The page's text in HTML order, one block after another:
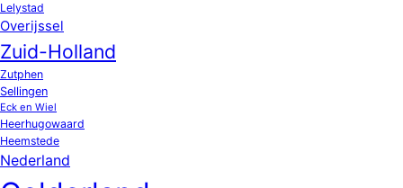
Lelystad
Overijssel
Zuid-Holland
Zutphen
Sellingen
Eck en Wiel
Heerhugowaard
Heemstede
Nederland